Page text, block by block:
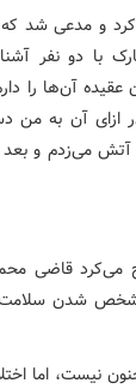
و مدعی شد که
با دو نفر
آن‌ها را
ازای آن به
آتش می‌زدم و
می‌کرد قاضی
مشخص شدن
نیست، اما